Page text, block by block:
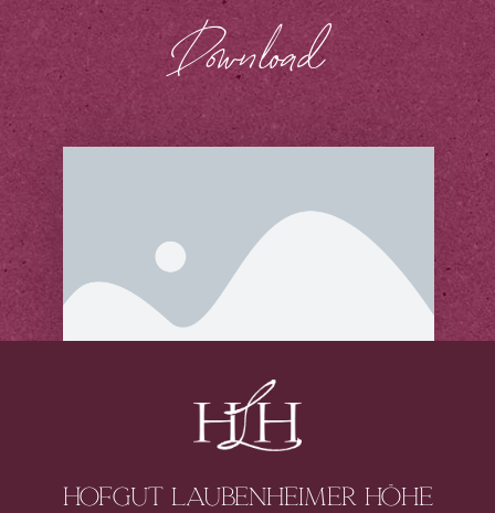
Download
Hofgut laubenheimer höhe